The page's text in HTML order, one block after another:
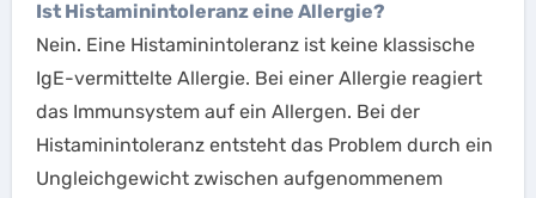
Ist Histaminintoleranz eine Allergie?
Nein. Eine Histaminintoleranz ist keine klassische
IgE-vermittelte Allergie. Bei einer Allergie reagiert
das Immunsystem auf ein Allergen. Bei der
Histaminintoleranz entsteht das Problem durch ein
Ungleichgewicht zwischen aufgenommenem